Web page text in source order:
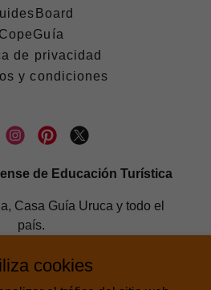
CopeGuía
de privacidad
y condiciones
de Educación Turística
Casa Guía Uruca y todo el
país.
/ - GUIA /
cookies